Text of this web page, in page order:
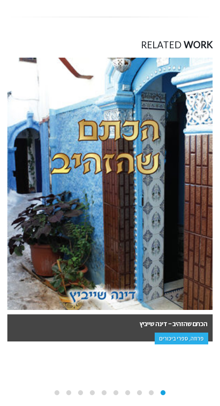
RELATED WORK
נשואה למוסד – שלוה הסל
פרוזה, מתח ופעולה